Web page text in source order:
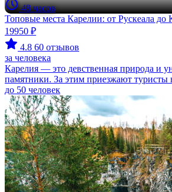
48 часов
Топовые места Карелии: от Рускеала до
19950 ₽
4.8 60 отзывов
за человека
Карелия — это девственная природа и
памятники. За этим приезжают
до 50 человек